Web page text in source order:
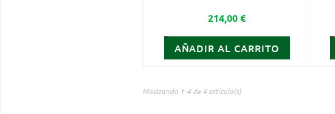
Precio
214,00 €
AÑADIR AL CARRITO
Mostrando 1-4 de 4 artículo(s)